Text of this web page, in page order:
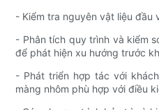
- Kiểm tra nguyên vật liệu đầu
- Phân tích quy trình và kiểm
để phát hiện xu hướng trước
- Phát triển hợp tác với
màng nhôm phù hợp với điều